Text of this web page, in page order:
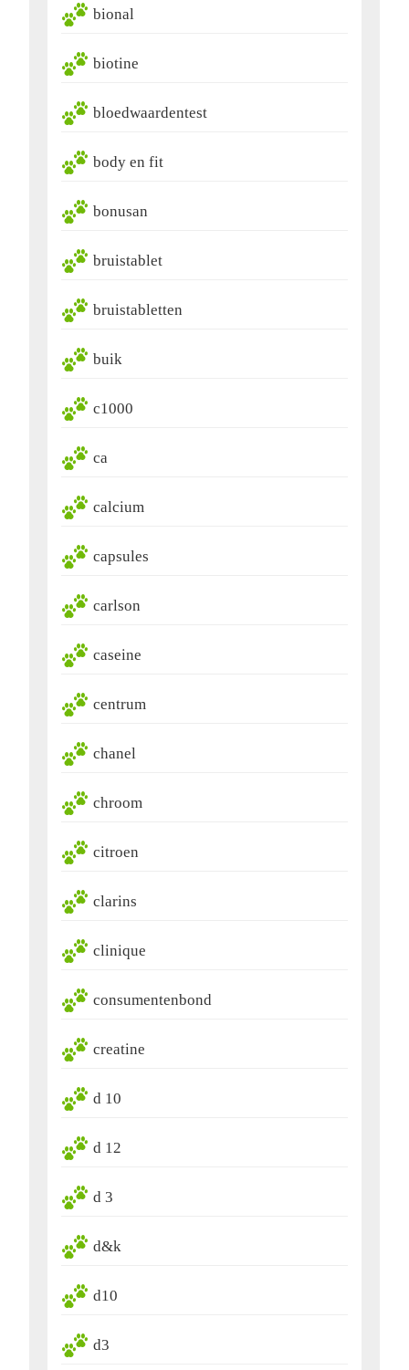
bional
biotine
bloedwaardentest
body en fit
bonusan
bruistablet
bruistabletten
buik
c1000
ca
calcium
capsules
carlson
caseine
centrum
chanel
chroom
citroen
clarins
clinique
consumentenbond
creatine
d 10
d 12
d 3
d&k
d10
d3